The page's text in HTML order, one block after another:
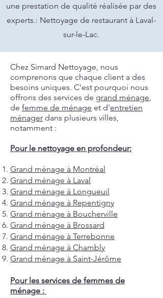
une prestation de qualité réalisée par des
experts.: Nettoyage de restaurant à Laval-
sur-le-Lac.
Chez Simard Nettoyage, nous
comprenons que chaque client a des
besoins uniques. C'est pourquoi nous
offrons des services de grand ménage,
de femme de ménage et d'entretien
ménager dans plusieurs villes,
notamment :
Pour le nettoyage en profondeur:
Grand ménage à Montréal
Grand ménage à Laval
Grand ménage à Longueuil
Grand ménage à Repentigny
Grand ménage à Boucherville
Grand ménage à Brossard
Grand ménage à Terrebonne
Grand ménage à Chambly
Grand ménage à Saint-Jérôme
Pour les services de femmes de
ménage :